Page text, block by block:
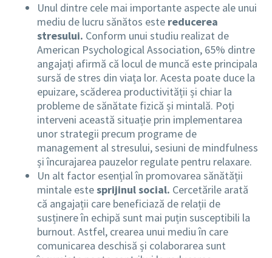
Unul dintre cele mai importante aspecte ale unui
mediu de lucru sănătos este reducerea
stresului. Conform unui studiu realizat de
American Psychological Association, 65% dintre
angajați afirmă că locul de muncă este principala
sursă de stres din viața lor. Acesta poate duce la
epuizare, scăderea productivității și chiar la
probleme de sănătate fizică și mintală. Poți
interveni această situație prin implementarea
unor strategii precum programe de
management al stresului, sesiuni de mindfulness
și încurajarea pauzelor regulate pentru relaxare.
Un alt factor esențial în promovarea sănătății
mintale estesprijinul social. Cercetările arată
că angajații care beneficiază de relații de
susținere în echipă sunt mai puțin susceptibili la
burnout. Astfel, crearea unui mediu în care
comunicarea deschisă și colaborarea sunt